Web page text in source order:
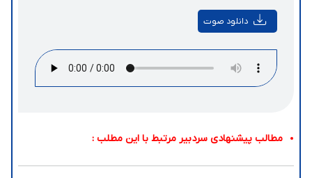
دانلود صوت
مطالب پیشنهادی سردبیر مرتبط با این مطلب :